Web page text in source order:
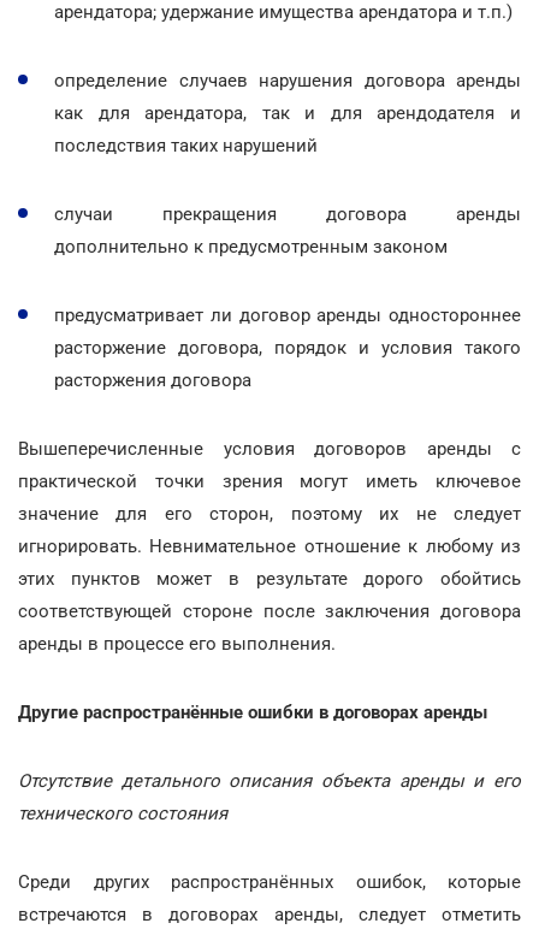
арендатора; удержание имущества арендатора и т.п.)
определение случаев нарушения договора аренды
как для арендатора, так и для арендодателя и
последствия таких нарушений
случаи прекращения договора аренды
дополнительно к предусмотренным законом
предусматривает ли договор аренды одностороннее
расторжение договора, порядок и условия такого
расторжения договора
Вышеперечисленные условия договоров аренды с
практической точки зрения могут иметь ключевое
значение для его сторон, поэтому их не следует
игнорировать. Невнимательное отношение к любому из
этих пунктов может в результате дорого обойтись
соответствующей стороне после заключения договора
аренды в процессе его выполнения.
Другие распространённые ошибки в договорах аренды
Отсутствие детального описания объекта аренды и его
технического состояния
Среди других распространённых ошибок, которые
встречаются в договорах аренды, следует отметить